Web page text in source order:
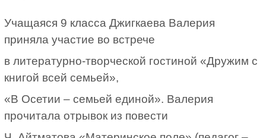
Учащаяся 9 класса Джигкаева Валерия
приняла участие во встрече
в литературно-творческой гостиной «Дружим с
книгой всей семьей»,
«В Осетии – семьей единой». Валерия
прочитала отрывок из повести